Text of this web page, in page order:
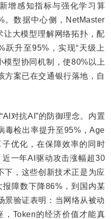
增感知指标与强化学习算
。数据中心侧，NetMaster
大模型理解网络拓扑，配
跃升至95%，实现“天级上
模型协同机制，使80%以上
方案已在交通银行落地，自
对抗AI”的防御理念。内置
毒检出率提升至95%，Age
优化，在保障效率的同时
一年AI驱动攻击涨幅超30
下，这些创新技术正是为应
障数下降86%，到国内某
景验证表明：当网络从被动
，Token的经济价值才能真